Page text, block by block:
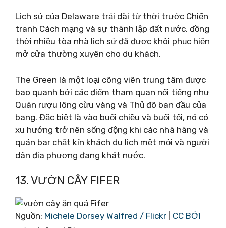
Lịch sử của Delaware trải dài từ thời trước Chiến
tranh Cách mạng và sự thành lập đất nước, đồng
thời nhiều tòa nhà lịch sử đã được khôi phục hiện
mở cửa thường xuyên cho du khách.
The Green là một loại công viên trung tâm được
bao quanh bởi các điểm tham quan nổi tiếng như
Quán rượu lông cừu vàng và Thủ đô ban đầu của
bang. Đặc biệt là vào buổi chiều và buổi tối, nó có
xu hướng trở nên sống động khi các nhà hàng và
quán bar chật kín khách du lịch mệt mỏi và người
dân địa phương đang khát nước.
13. VƯỜN CÂY FIFER
Nguồn: Michele Dorsey Walfred / Flickr CC BỞI